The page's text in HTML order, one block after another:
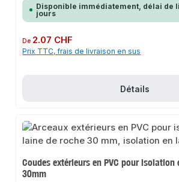
Disponible immédiatement, délai de
jours
Prix régulier :
De 2.07 CHF
Prix TTC, frais de livraison en sus
Détails
Coudes extérieurs en PVC pour isolation
30mm